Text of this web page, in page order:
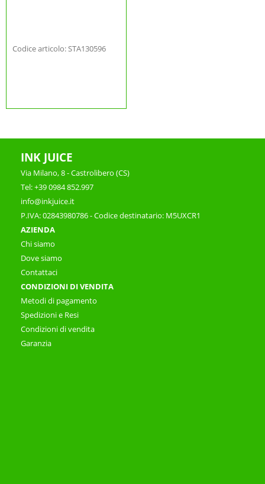
Codice articolo: STA130596
INK JUICE
Via Milano, 8 - Castrolibero (CS)
Tel: +39 0984 852.997
info@inkjuice.it
P.IVA: 02843980786 - Codice destinatario: M5UXCR1
AZIENDA
Chi siamo
Dove siamo
Contattaci
CONDIZIONI DI VENDITA
Metodi di pagamento
Spedizioni e Resi
Condizioni di vendita
Garanzia